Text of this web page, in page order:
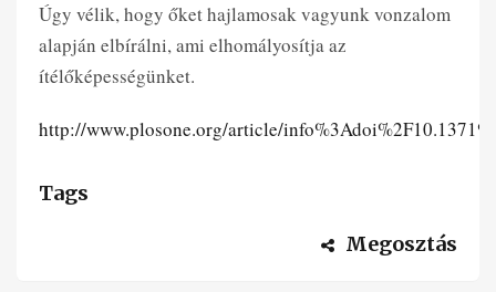
Úgy vélik, hogy őket hajlamosak vagyunk vonzalom
alapján elbírálni, ami elhomályosítja az
ítélőképességünket.
http://www.plosone.org/article/
Tags
Megosztás